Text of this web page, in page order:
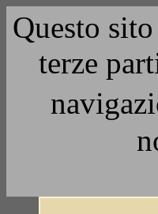
Questo
terze